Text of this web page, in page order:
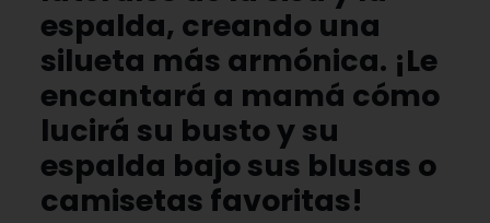
espalda, creando una
silueta más armónica. ¡Le
encantará a mamá cómo
lucirá su busto y su
espalda bajo sus blusas o
camisetas favoritas!